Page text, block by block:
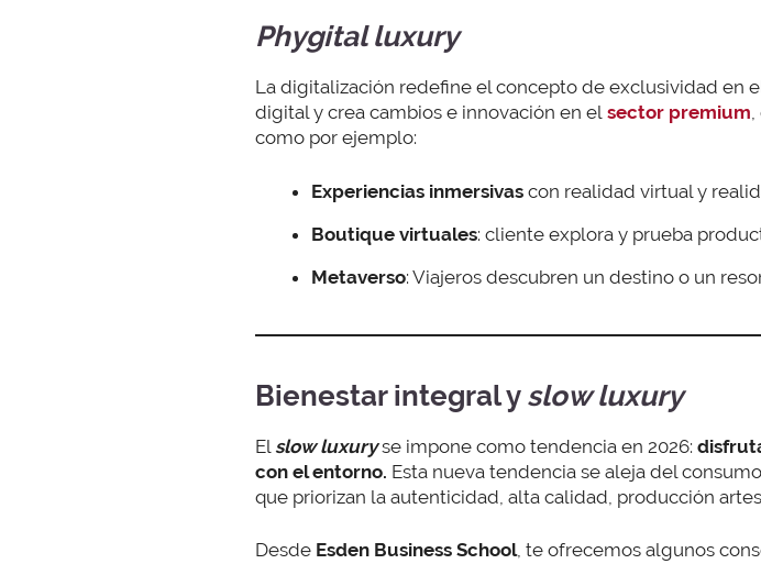
Phygital luxury
La digitalización redefine el concepto de exclusividad en
digital y crea cambios e innovación en el sector premium,
como por ejemplo:
Experiencias inmersivas con realidad virtual y
Boutique virtuales: cliente explora y prueba
Metaverso: Viajeros descubren un destino o un
Bienestar integral y slow luxury
El slow luxuryse impone como tendencia en 2026:
con el entorno. Esta nueva tendencia se aleja del
que priorizan la autenticidad, alta calidad, producción
Desde Esden Business School, te ofrecemos algunos